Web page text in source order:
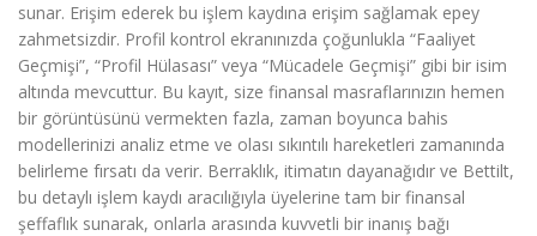
sunar. Erişim ederek bu işlem kaydına erişim sağlamak epey
zahmetsizdir. Profil kontrol ekranınızda çoğunlukla “Faaliyet
Geçmişi”, “Profil Hülasası” veya “Mücadele Geçmişi” gibi bir isim
altında mevcuttur. Bu kayıt, size finansal masraflarınızın hemen
bir görüntüsünü vermekten fazla, zaman boyunca bahis
modellerinizi analiz etme ve olası sıkıntılı hareketleri zamanında
belirleme fırsatı da verir. Berraklık, itimatın dayanağıdır ve Bettilt,
bu detaylı işlem kaydı aracılığıyla üyelerine tam bir finansal
şeffaflık sunarak, onlarla arasında kuvvetli bir inanış bağı